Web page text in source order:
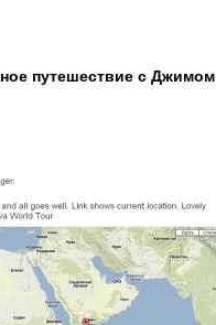
путешествие с Джимом